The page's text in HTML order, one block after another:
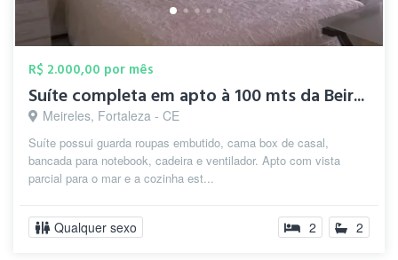
R$ 2.000,00 por mês
Suíte completa em apto à 100 mts da Beir...
Meireles, Fortaleza - CE
Suíte possui guarda roupas embutido, cama box de casal,
bancada para notebook, cadeira e ventilador. Apto com vista
parcial para o mar e a cozinha est...
Qualquer sexo 2 2